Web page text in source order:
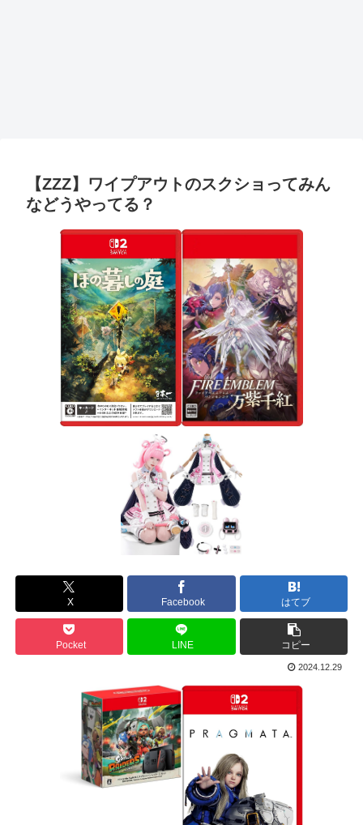
【ZZZ】ワイプアウトのスクショってみん
などうやってる？
X Facebook はてブ
Pocket LINE コピー
2024.12.29